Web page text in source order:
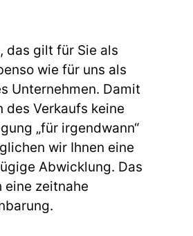
das gilt für Sie als
wie für uns als
Unternehmen. Damit
des Verkaufs keine
„für irgendwann“
wir Ihnen eine
Abwicklung. Das
zeitnahe